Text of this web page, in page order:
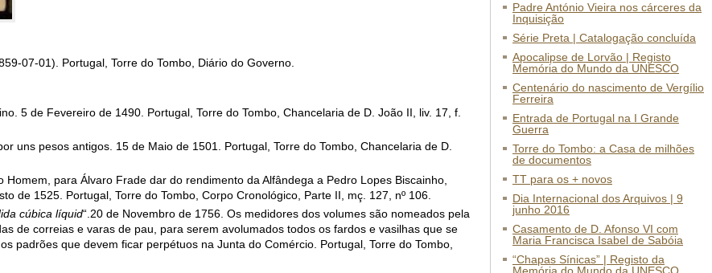
07-01). Portugal, Torre do Tombo, Diário do Governo.
5 de Fevereiro de 1490. Portugal, Torre do Tombo, Chancelaria de D. João II, liv. 17, f.
uns pesos antigos. 15 de Maio de 1501. Portugal, Torre do Tombo, Chancelaria de D.
para Álvaro Frade dar do rendimento da Alfândega a Pedro Lopes Biscainho,
de 1525. Portugal, Torre do Tombo, Corpo Cronológico, Parte II, mç. 127, nº 106.
cúbica líquid“.20 de Novembro de 1756. Os medidores dos volumes são nomeados pela
de correias e varas de pau, para serem avolumados todos os fardos e vasilhas que se
padrões que devem ficar perpétuos na Junta do Comércio. Portugal, Torre do Tombo,
Padre António Vieira nos cárceres da
Inquisição
Série Preta | Catalogação concluída
Apocalipse de Lorvão | Registo
Memória do Mundo da UNESCO
Centenário do nascimento de Vergílio
Ferreira
Entrada de Portugal na I Grande
Guerra
Torre do Tombo: a Casa de milhões
de documentos
TT para os + novos
Dia Internacional dos Arquivos | 9
junho 2016
Casamento de D. Afonso VI com
Maria Francisca Isabel de Sabóia
“Chapas Sínicas” | Registo da